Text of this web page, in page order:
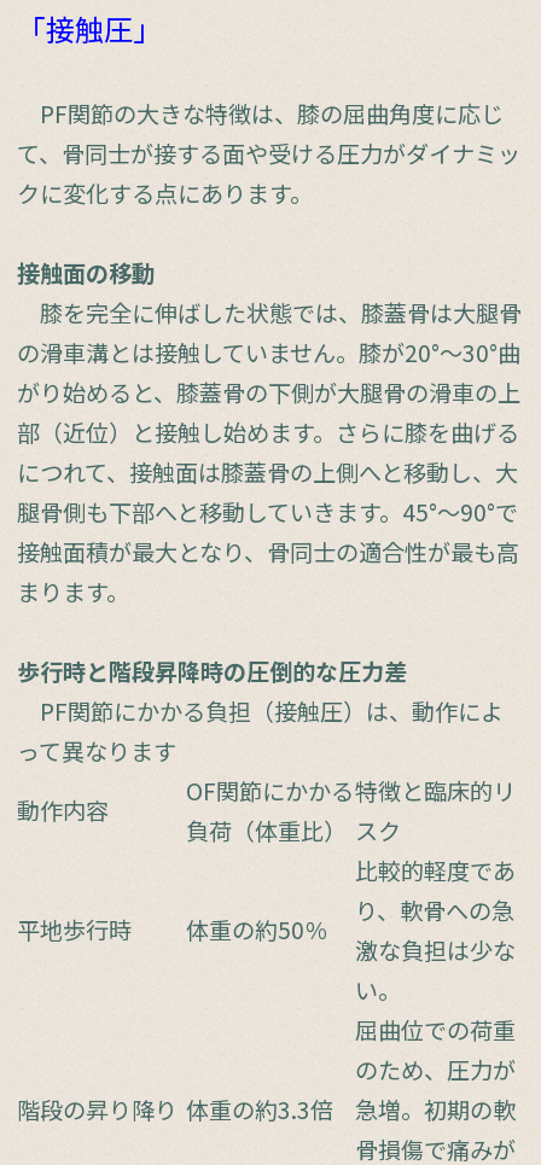
「接触圧」
PF関節の大きな特徴は、膝の屈曲角度に応じ
て、骨同士が接する面や受ける圧力がダイナミッ
クに変化する点にあります。
接触面の移動
膝を完全に伸ばした状態では、膝蓋骨は大腿骨
の滑車溝とは接触していません。膝が20°～30°曲
がり始めると、膝蓋骨の下側が大腿骨の滑車の上
部（近位）と接触し始めます。さらに膝を曲げる
につれて、接触面は膝蓋骨の上側へと移動し、大
腿骨側も下部へと移動していきます。45°～90°で
接触面積が最大となり、骨同士の適合性が最も高
まります。
歩行時と階段昇降時の圧倒的な圧力差
PF関節にかかる負担（接触圧）は、動作によ
って異なります
動作内容
OF関節にかかる
負荷（体重比）
特徴と臨床的リ
スク
平地歩行時 体重の約50％
比較的軽度であ
り、軟骨への急
激な負担は少な
い。
階段の昇り降り 体重の約3.3倍
屈曲位での荷重
のため、圧力が
急増。初期の軟
骨損傷で痛みが